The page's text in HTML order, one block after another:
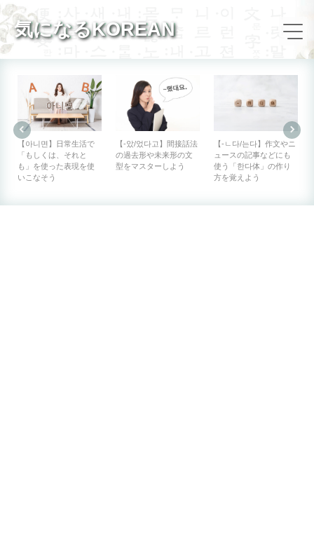
気になるKOREAN
【아니면】日常生活で
「もしくは、それと
も」を使った表現を使
いこなそう
【-았/었다고】間接話法
の過去形や未来形の文
型をマスターしよう
【-ㄴ다/는다】作文やニ
ュースの記事などにも
使う「한다体」の作り
方を覚えよう